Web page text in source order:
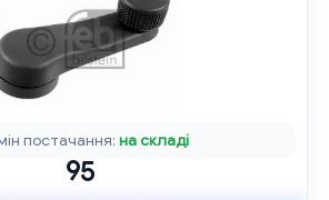
постачання:на складі
95